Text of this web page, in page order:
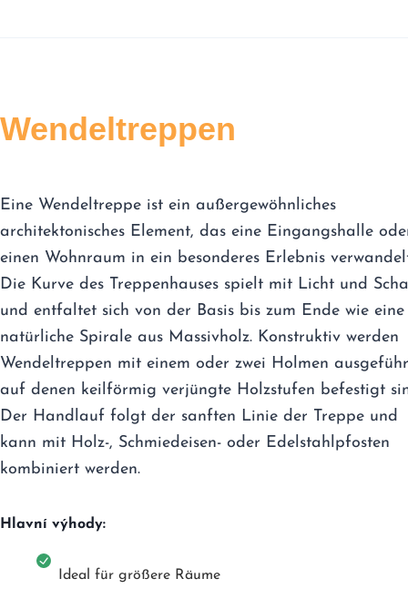
Wendeltreppen
Eine Wendeltreppe ist ein außergewöhnliches
architektonisches Element, das eine Eingangshalle
einen Wohnraum in ein besonderes Erlebnis
Die Kurve des Treppenhauses spielt mit Licht und
und entfaltet sich von der Basis bis zum Ende wie eine
natürliche Spirale aus Massivholz. Konstruktiv werden
Wendeltreppen mit einem oder zwei Holmen
auf denen keilförmig verjüngte Holzstufen befestigt
Der Handlauf folgt der sanften Linie der Treppe und
kann mit Holz-, Schmiedeisen- oder Edelstahlpfosten
kombiniert werden.
Hlavní výhody:
Ideal für größere Räume